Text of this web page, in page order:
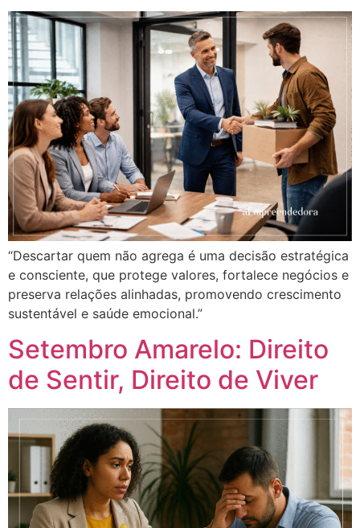
“Descartar quem não agrega é uma decisão estratégica
e consciente, que protege valores, fortalece negócios e
preserva relações alinhadas, promovendo crescimento
sustentável e saúde emocional.”
Setembro Amarelo: Direito
de Sentir, Direito de Viver